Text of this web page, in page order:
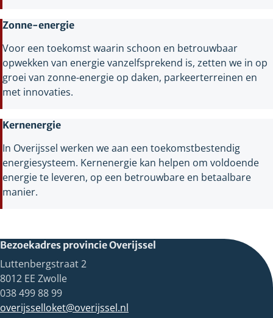
Zonne-energie
Voor een toekomst waarin schoon en betrouwbaar
opwekken van energie vanzelfsprekend is, zetten we in op
groei van zonne-energie op daken, parkeerterreinen en
met innovaties.
Kernenergie
In Overijssel werken we aan een toekomstbestendig
energiesysteem. Kernenergie kan helpen om voldoende
energie te leveren, op een betrouwbare en betaalbare
manier.
Bezoekadres provincie Overijssel
Luttenbergstraat 2
8012 EE Zwolle
038 499 88 99
overijsselloket@overijssel.nl